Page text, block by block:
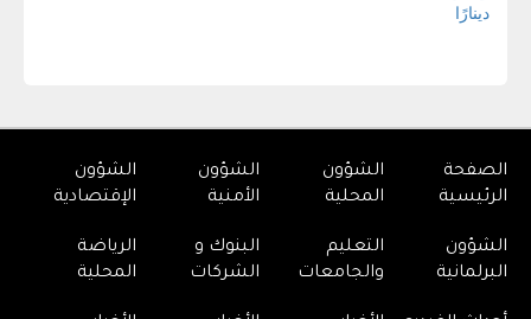
الصفحة
الرئيسية
الشؤون
المحلية
الشؤون
الأمنية
الشؤون
الإقتصادية
الشؤون
البرلمانية
التعليم
والجامعات
البنوك و
الشركات
الرياضة
المحلية